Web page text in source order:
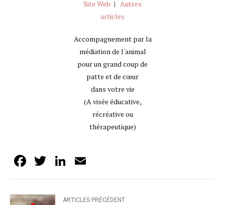
Site Web | Autres
articles
Accompagnement par la
médiation de l'animal
pour un grand coup de
patte et de cœur
dans votre vie
(A visée éducative,
récréative ou
thérapeutique)
Facebook
TwitterLinkedIn
ARTICLES PRÉCÉDENT